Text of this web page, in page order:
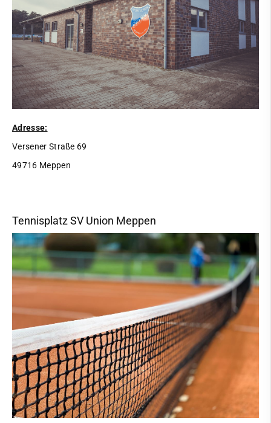
Adresse:
Versener Straße 69
49716 Meppen
Tennisplatz SV Union Meppen
Satzung & Protokolle
Förderkreis Fußball
Stellenangebote
Ehrenamt
Partner
Sportangebot
Vereins-Shop
Kontakt